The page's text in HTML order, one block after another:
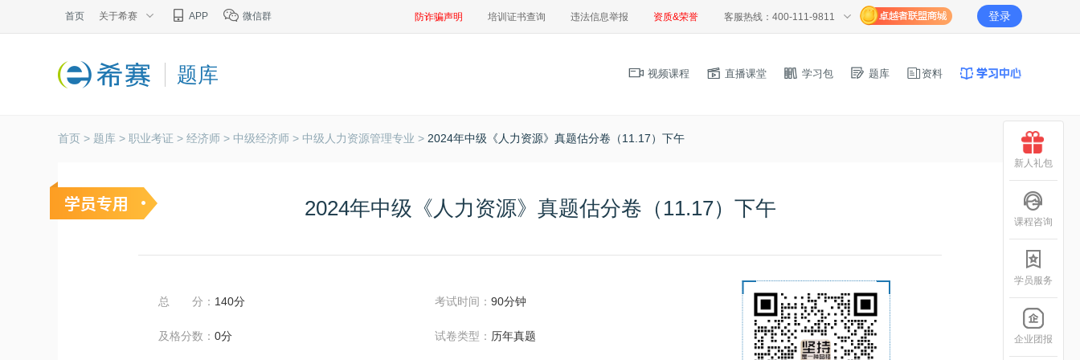
首页 关于希赛 APP 微信群 防诈骗声明 培训证书查询 违法信息举报 资质&荣誉 客服热线：400-111-9811 登录
题库 视频课程 直播课堂 学习包 题库 资料
首页 > 题库 > 职业考证 > 经济师 > 中级经济师 > 中级人力资源管理专业 > 2024年中级《人力资源》真题估分卷（11.17）下午
2024年中级《人力资源》真题估分卷（11.17）下午
总 分： 140分
及格分数： 0分
考试时间： 90分钟
试卷类型： 历年真题
新人礼包
课程咨询
学员服务
企业团报